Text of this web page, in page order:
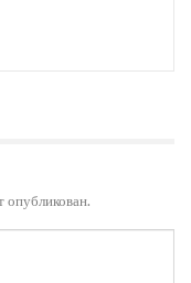
опубликован.